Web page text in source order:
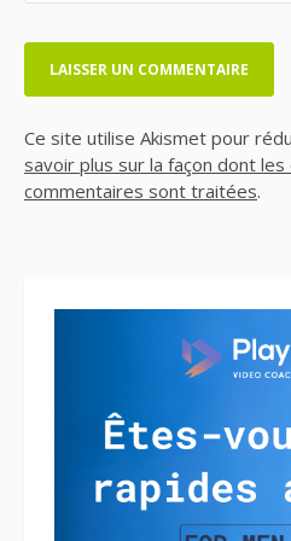
Ce site utilise Akismet pour
savoir plus sur la façon dont
commentaires sont traitées.